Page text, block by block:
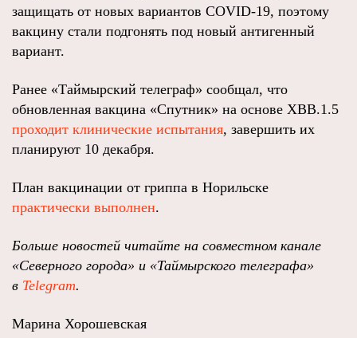
защищать от новых вариантов COVID-19, поэтому
вакцину стали подгонять под новый антигенный
вариант.
Ранее «Таймырский телеграф» сообщал, что
обновленная вакцина «Спутник» на основе XBB.1.5
проходит клинические испытания, завершить их
планируют 10 декабря.
План вакцинации от гриппа в Норильске
практически выполнен.
Больше новостей читайте на совместном канале
«Северного города» и «Таймырского телеграфа»
в Telegram.
Марина Хорошевская